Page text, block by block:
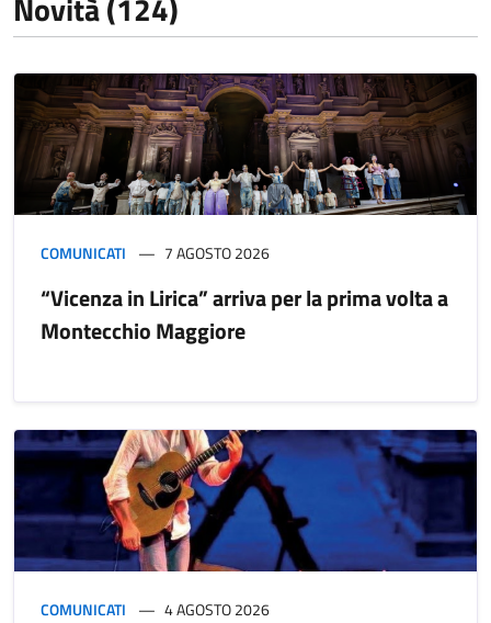
COMUNICATI 7 AGOSTO 2026
“Vicenza in Lirica” arriva per la prima volta a
Montecchio Maggiore
COMUNICATI 4 AGOSTO 2026